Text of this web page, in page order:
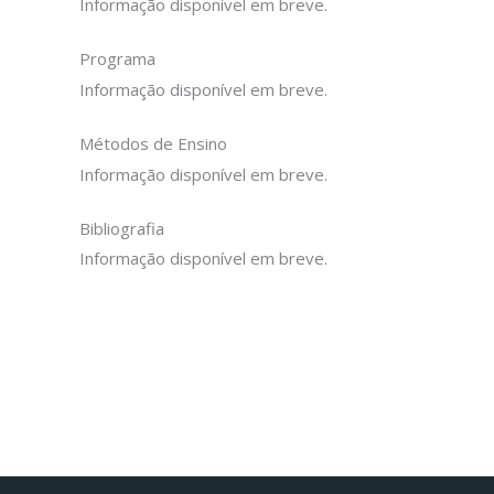
Informação disponível em breve.
Programa
Informação disponível em breve.
Métodos de Ensino
Informação disponível em breve.
Bibliografia
Informação disponível em breve.